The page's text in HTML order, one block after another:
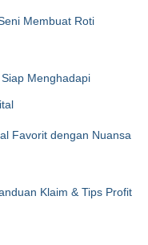
Membuat Roti
Menghadapi
Favorit dengan Nuansa
Klaim & Tips Profit